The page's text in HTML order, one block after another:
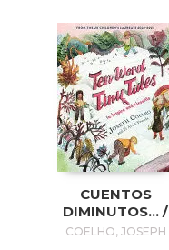
CUENTOS
DIMINUTOS... /
TINY STORIES...
COELHO, JOSEPH